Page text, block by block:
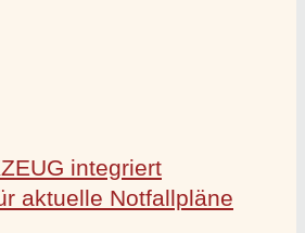
integriert
aktuelle Notfallpläne